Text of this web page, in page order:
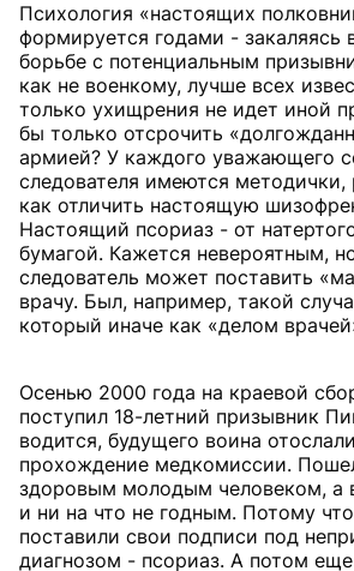
Психология «настоящих
формируется годами - закаляясь
борьбе с потенциальным
как не военкому, лучше всех
только ухищрения не идет иной
бы только отсрочить
армией? У каждого уважающего
следователя имеются
как отличить настоящую
Настоящий псориаз - от
бумагой. Кажется невероятным,
следователь может поставить
врачу. Был, например, такой
который иначе как «делом
Осенью 2000 года на краевой
поступил 18-летний призывник
водится, будущего воина
прохождение медкомиссии.
здоровым молодым человеком, а
и ни на что не годным. Потому
поставили свои подписи под
диагнозом - псориаз. А потом